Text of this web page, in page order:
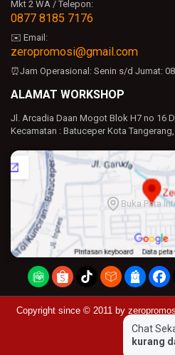
Mkt 2 WA / Telepon:
0877 8185 7176
✉️ Email:
zeropromosi@gmail.com
⏰Jam Operasional: Senin s/d Jumat:
ALAMAT WORKSHOP
Jl. Arcadia Daan Mogot Blok H7 no 16
Kecamatan : Batuceper Kota
Buka Peta
Copyright since © 2011 by
Chat
kurang